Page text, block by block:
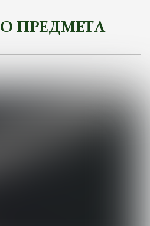
ПРЕДМЕТА